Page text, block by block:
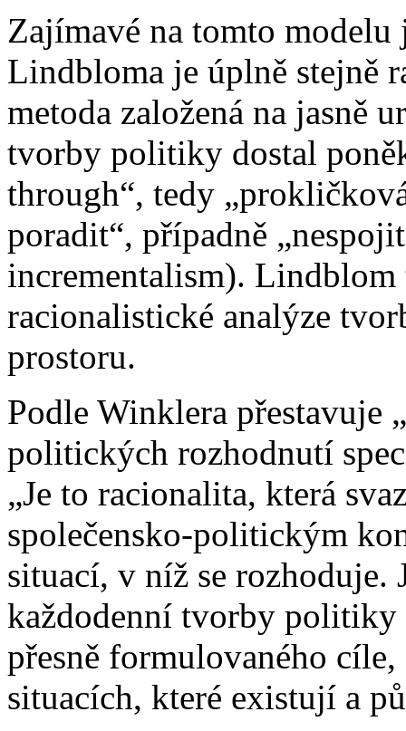
Zajímavé na tomto
Lindbloma je úplně stejně
metoda založená na jasně
tvorby politiky dostal
through“, tedy
poradit“, případně
incrementalism).
racionalistické analýze
prostoru.
Podle Winklera přestavuje
politických rozhodnutí
„Je to racionalita, která
společensko-politickým
situací, v níž se rozhoduje.
každodenní tvorby politiky
přesně formulovaného
situacích, které existují a